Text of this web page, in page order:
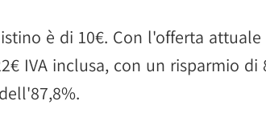
è di 10€. Con l'offerta
IVA inclusa, con un risparmio di